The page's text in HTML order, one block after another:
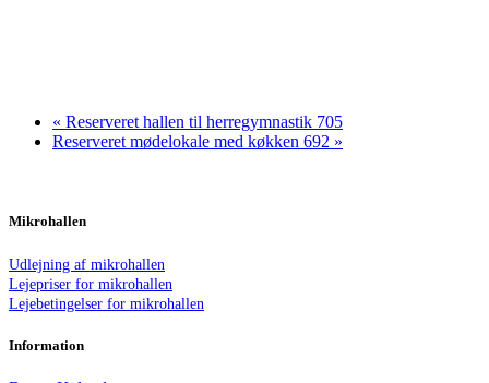
« Reserveret hallen til herregymnastik 705
Reserveret mødelokale med køkken 692 »
Mikrohallen
Udlejning af mikrohallen
Lejepriser for mikrohallen
Lejebetingelser for mikrohallen
Information